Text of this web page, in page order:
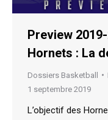
Preview
Hornets : La
Dossiers Basketball
1 septembre 2019
L’objectif des